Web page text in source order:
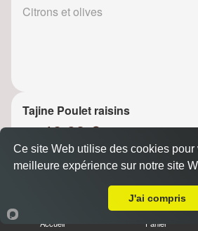
Citrons et olives
Tajine Poulet raisins
18.90 €
Accueil Panier
Ce site Web utilise des cookies pour
meilleure expérience sur notre site
J'ai compris